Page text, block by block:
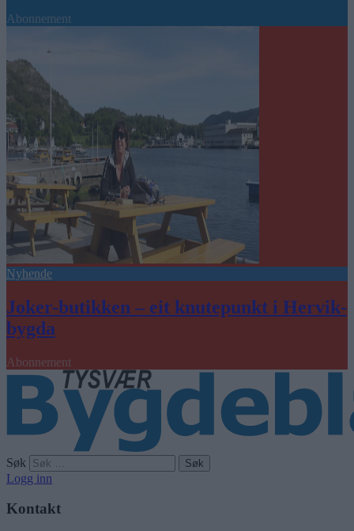
Abonnement
Nyhende
Joker-butikken – eit knutepunkt i Hervik-
bygda
Abonnement
Søk
Logg inn
Kontakt